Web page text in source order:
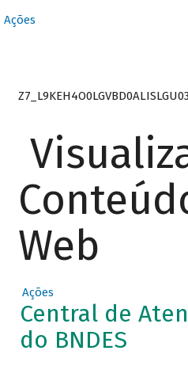
Ações
Web
Ações
Central de
do BNDES